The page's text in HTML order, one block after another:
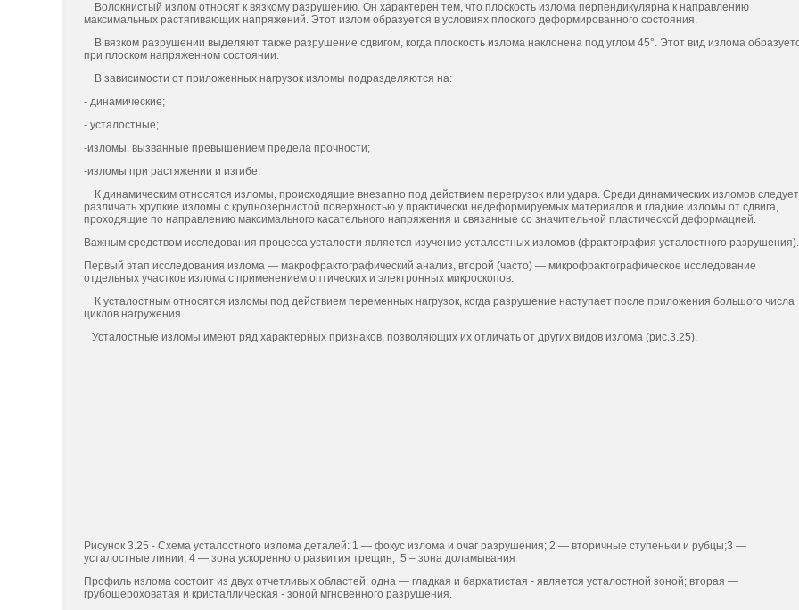
Волокнистый излом относят к вязкому разрушению. Он характерен тем, что плоскость излома перпендикулярна к направлению
максимальных растягивающих напряжений. Этот излом образуется в условиях плоского деформированного состояния.
В вязком разрушении выделяют также разрушение сдвигом, когда плоскость излома наклонена под углом 45°. Этот вид излома
при плоском напряженном состоянии.
В зависимости от приложенных нагрузок изломы подразделяются на:
- динамические;
- усталостные;
-изломы, вызванные превышением предела прочности;
-изломы при растяжении и изгибе.
К динамическим относятся изломы, происходящие внезапно под действием перегрузок или удара. Среди динамических изломов следует
различать хрупкие изломы с крупнозернистой поверхностью у практически недеформируемых материалов и гладкие изломы от сдвига,
проходящие по направлению максимального касательного напряжения и связанные со значительной пластической деформацией.
Важным средством исследования процесса усталости является изуче­ние усталостных изломов (фрактография усталостного разрушения).
Первый этап исследования излома — макрофрактографический анализ, второй (часто) — микрофрактографическое исследование
отдельных участ­ков излома с применением оптических и электронных микроскопов.
К усталостным относятся изломы под действием переменных нагрузок, когда разрушение наступает после приложения большого числа
циклов нагружения.
Усталостные изломы имеют ряд характерных признаков, позволяющих их отличать от других видов излома (рис.3.25).
Рисунок 3.25 - Схема усталостного излома деталей: 1 — фокус излома и очаг разрушения; 2 — вторичные ступеньки и рубцы;3 —
усталостные линии; 4 — зона ускоренного развития трещин; 5 – зона доламывания
Профиль излома состоит из двух отчетли­вых областей: одна — гладкая и бархатистая - является устало­стной зоной; вторая —
грубошероховатая и кристаллическая - зоной мгновенного разрушения.